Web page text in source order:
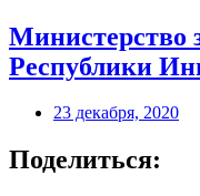
Министерство
Республики
23 декабря, 2020
Поделиться: